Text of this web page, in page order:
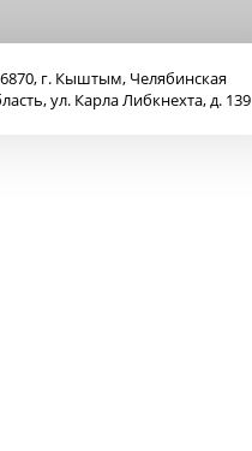
г. Кыштым, Челябинская
ул. Карла Либкнехта, д. 139